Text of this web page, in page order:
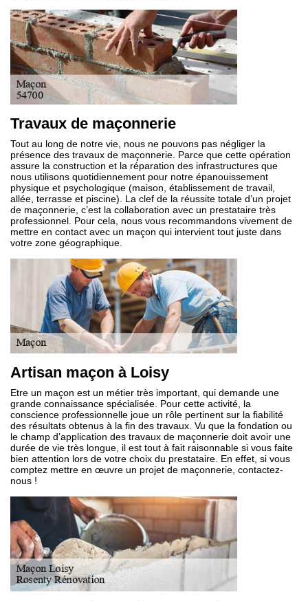
Travaux de maçonnerie
Tout au long de notre vie, nous ne pouvons pas négliger la
présence des travaux de maçonnerie. Parce que cette opération
assure la construction et la réparation des infrastructures que
nous utilisons quotidiennement pour notre épanouissement
physique et psychologique (maison, établissement de travail,
allée, terrasse et piscine). La clef de la réussite totale d’un projet
de maçonnerie, c’est la collaboration avec un prestataire très
professionnel. Pour cela, nous vous recommandons vivement de
mettre en contact avec un maçon qui intervient tout juste dans
votre zone géographique.
Artisan maçon à Loisy
Etre un maçon est un métier très important, qui demande une
grande connaissance spécialisée. Pour cette activité, la
conscience professionnelle joue un rôle pertinent sur la fiabilité
des résultats obtenus à la fin des travaux. Vu que la fondation ou
le champ d’application des travaux de maçonnerie doit avoir une
durée de vie très longue, il est tout à fait raisonnable si vous faite
bien attention lors de votre choix du prestataire. En effet, si vous
comptez mettre en œuvre un projet de maçonnerie, contactez-
nous !